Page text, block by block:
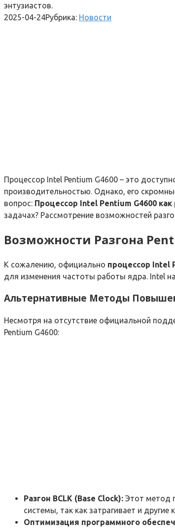
энтузиастов.
2025-04-24Рубрика: Новости
Процессор Intel Pentium G4600 – это
производительностью. Однако, его
вопрос: Процессор Intel Pentium G4600 как
задачах? Рассмотрение возможностей
Возможности Разгона
К сожалению, официально процессор Intel
для изменения частоты работы ядра. Intel
Альтернативные Методы
Несмотря на отсутствие официальной
Pentium G4600:
Разгон BCLK (Base Clock): Этот метод
системы, так как затрагивает и
Оптимизация программного